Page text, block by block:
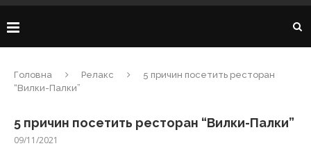
Головна Релакс
5 причин посетить ресторан
“Вилки-Палки”
5 причин посетить ресторан “Вилки-Палки”
09/11/2021